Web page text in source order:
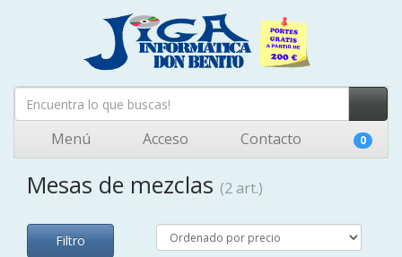
Menú Acceso Contacto 0
Mesas de mezclas (2 art.)
Filtro